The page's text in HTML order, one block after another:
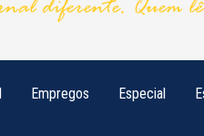
Empregos Especial